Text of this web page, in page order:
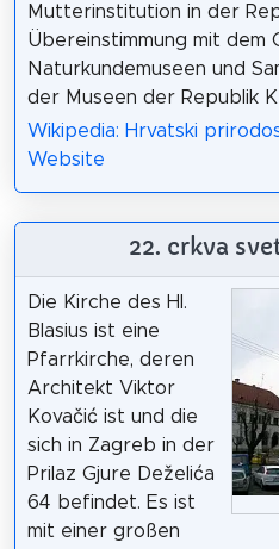
Mutterinstitution in der
Übereinstimmung mit dem
Naturkundemuseen und
der Museen der Republik
Wikipedia: Hrvatski
Website
22. crkva
Die Kirche des Hl.
Blasius ist eine
Pfarrkirche, deren
Architekt Viktor
Kovačić ist und die
sich in Zagreb in der
Prilaz Gjure Deželića
64 befindet. Es ist
mit einer großen